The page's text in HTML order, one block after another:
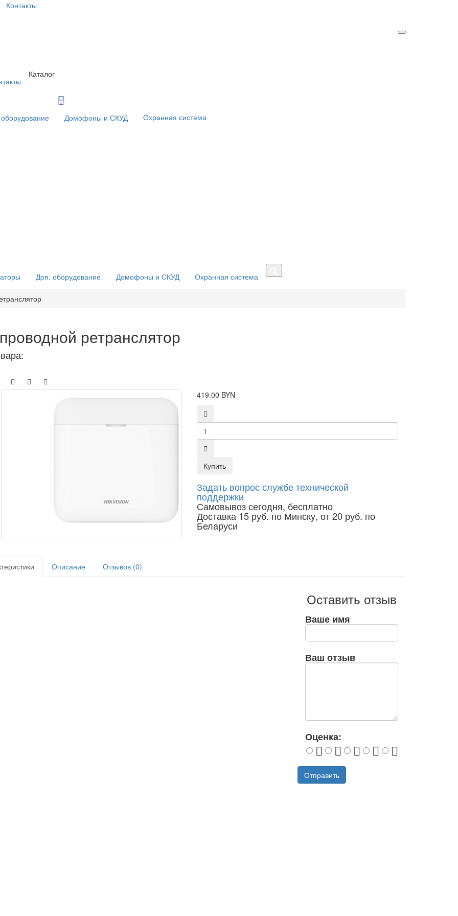
Контакты
Каталог
Домофоны и СКУД Охранная система
Доп. оборудование Домофоны и СКУД Охранная система
ретранслятор
419.00 BYN
Купить
Задать вопрос службе технической
поддержки
Самовывоз сегодня, бесплатно
Доставка 15 руб. по Минску, от 20 руб. по
Беларуси
Описание Отзывов (0)
Оставить отзыв
Ваше имя
Ваш отзыв
Оценка:
Отправить